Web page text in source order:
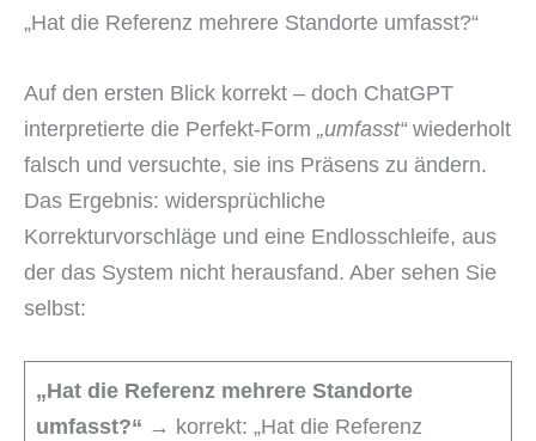
„Hat die Referenz mehrere Standorte umfasst?“
Auf den ersten Blick korrekt – doch ChatGPT
interpretierte die Perfekt-Form „umfasst“wiederholt
falsch und versuchte, sie ins Präsens zu ändern.
Das Ergebnis: widersprüchliche
Korrekturvorschläge und eine Endlosschleife, aus
der das System nicht herausfand. Aber sehen Sie
selbst:
„Hat die Referenz mehrere Standorte
umfasst?“ → korrekt: „Hat die Referenz